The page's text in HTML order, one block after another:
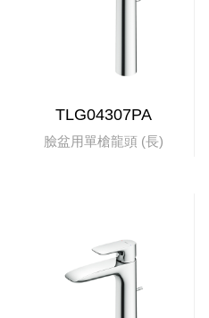
TLG04307PA
臉盆用單槍龍頭 (長)